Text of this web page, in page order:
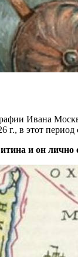
Ивана
г., в этот
и он